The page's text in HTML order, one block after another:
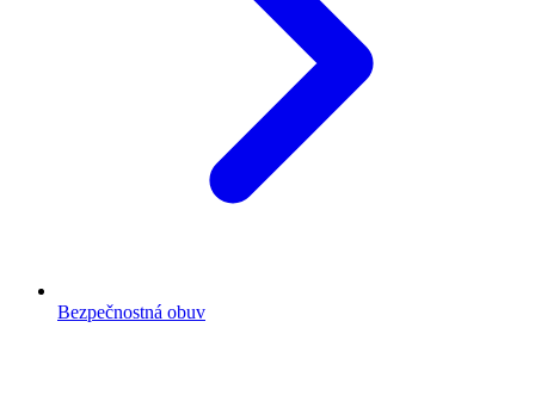
Bezpečnostná obuv